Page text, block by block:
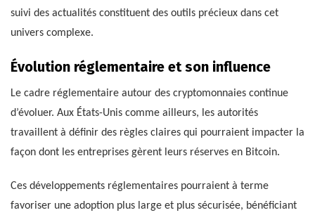
suivi des actualités constituent des outils précieux dans cet
univers complexe.
Évolution réglementaire et son influence
Le cadre réglementaire autour des cryptomonnaies continue
d’évoluer. Aux États-Unis comme ailleurs, les autorités
travaillent à définir des règles claires qui pourraient impacter la
façon dont les entreprises gèrent leurs réserves en Bitcoin.
Ces développements réglementaires pourraient à terme
favoriser une adoption plus large et plus sécurisée, bénéficiant